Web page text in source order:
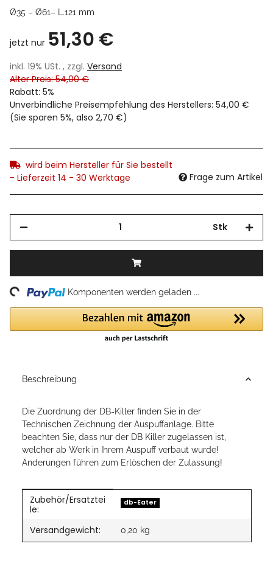
Ø35 – Ø61– L.121 mm
jetzt nur 51,30 €
inkl. 19% USt. , zzgl. Versand
Alter Preis: 54,00 €
Rabatt: 5%
Unverbindliche Preisempfehlung des Herstellers: 54,00 €
(Sie sparen 5%, also 2,70 €)
wird beim Hersteller für Sie bestellt
- Lieferzeit 14 - 30 Werktage
Frage zum Artikel
Stk
Komponenten werden geladen ...
Beschreibung
Die Zuordnung der DB-Killer finden Sie in der
Technischen Zeichnung der Auspuffanlage. Bitte
beachten Sie, dass nur der DB Killer zugelassen ist,
welcher ab Werk in Ihrem Auspuff verbaut wurde!
Änderungen führen zum Erlöschen der Zulassung!
Produkteigenschaft
Wert
Zubehör/Ersatztei
le:
db-Eater
Versandgewicht: 0,20 kg